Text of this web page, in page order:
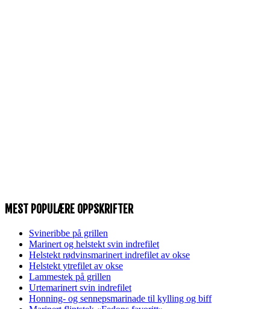
MEST POPULÆRE OPPSKRIFTER
Svineribbe på grillen
Marinert og helstekt svin indrefilet
Helstekt rødvinsmarinert indrefilet av okse
Helstekt ytrefilet av okse
Lammestek på grillen
Urtemarinert svin indrefilet
Honning- og sennepsmarinade til kylling og biff